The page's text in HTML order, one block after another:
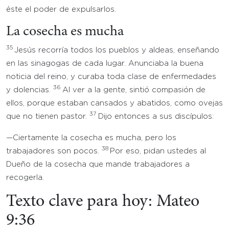
éste el poder de expulsarlos.
La cosecha es mucha
35 Jesús recorría todos los pueblos y aldeas, enseñando
en las sinagogas de cada lugar. Anunciaba la buena
noticia del reino, y curaba toda clase de enfermedades
y dolencias.
36 Al ver a la gente, sintió compasión de
ellos, porque estaban cansados y abatidos, como ovejas
que no tienen pastor.
37 Dijo entonces a sus discípulos:
—Ciertamente la cosecha es mucha, pero los
trabajadores son pocos.
38 Por eso, pidan ustedes al
Dueño de la cosecha que mande trabajadores a
recogerla.
Texto clave para hoy: Mateo
9:36